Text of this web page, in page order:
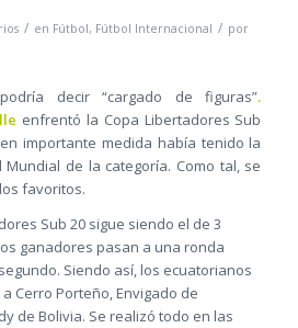
/ en Fútbol, Fútbol Internacional / por
decir “cargado de figuras”.
enfrentó la Copa Libertadores Sub
importante medida había tenido la
de la categoría. Como tal, se
favoritos.
Sub 20 sigue siendo el de 3
ganadores pasan a una ronda
Siendo así, los ecuatorianos
Cerro Porteño, Envigado de
de Bolivia. Se realizó todo en las